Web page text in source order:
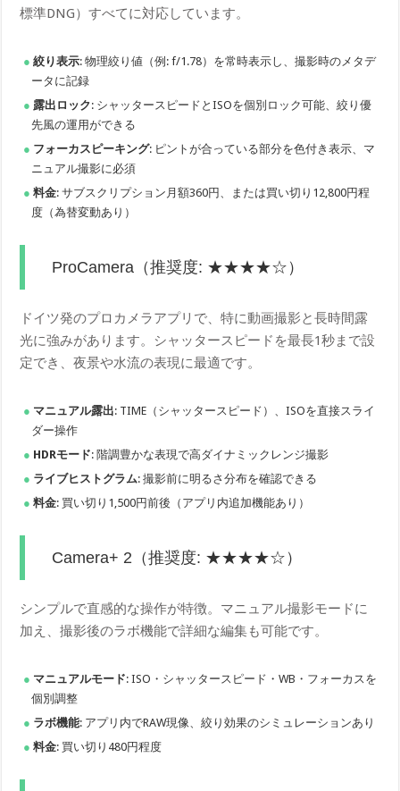
標準DNG）すべてに対応しています。
絞り表示: 物理絞り値（例: f/1.78）を常時表示し、撮影時のメタデ
ータに記録
露出ロック: シャッタースピードとISOを個別ロック可能、絞り優
先風の運用ができる
フォーカスピーキング: ピントが合っている部分を色付き表示、マ
ニュアル撮影に必須
料金: サブスクリプション月額360円、または買い切り12,800円程
度（為替変動あり）
ProCamera（推奨度: ★★★★☆）
ドイツ発のプロカメラアプリで、特に動画撮影と長時間露
光に強みがあります。シャッタースピードを最長1秒まで設
定でき、夜景や水流の表現に最適です。
マニュアル露出: TIME（シャッタースピード）、ISOを直接スライ
ダー操作
HDRモード: 階調豊かな表現で高ダイナミックレンジ撮影
ライブヒストグラム: 撮影前に明るさ分布を確認できる
料金: 買い切り1,500円前後（アプリ内追加機能あり）
Camera+ 2（推奨度: ★★★★☆）
シンプルで直感的な操作が特徴。マニュアル撮影モードに
加え、撮影後のラボ機能で詳細な編集も可能です。
マニュアルモード: ISO・シャッタースピード・WB・フォーカスを
個別調整
ラボ機能: アプリ内でRAW現像、絞り効果のシミュレーションあり
料金: 買い切り480円程度